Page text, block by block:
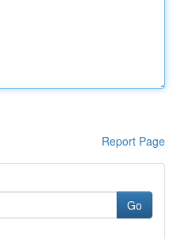
Report Page
Go